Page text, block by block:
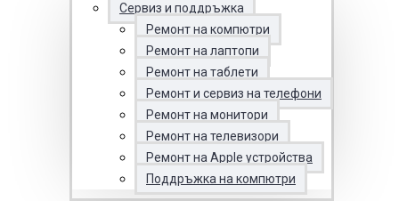
Сервиз и поддръжка
Ремонт на компютри
Ремонт на лаптопи
Ремонт на таблети
Ремонт и сервиз на телефони
Ремонт на монитори
Ремонт на телевизори
Ремонт на Apple устройства
Поддръжка на компютри